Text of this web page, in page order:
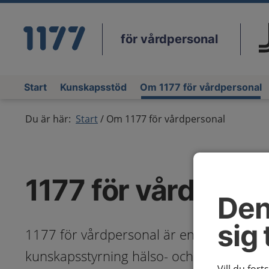
sig
för vårdpersonal
Start Kunskapsstöd Om 1177 för vårdpersonal
Du är här: Start Om 1177 för vårdpersonal
1177 för
1177 för vårdpersonal är en del av
kunskapsstyrning hälso- och sjukvård